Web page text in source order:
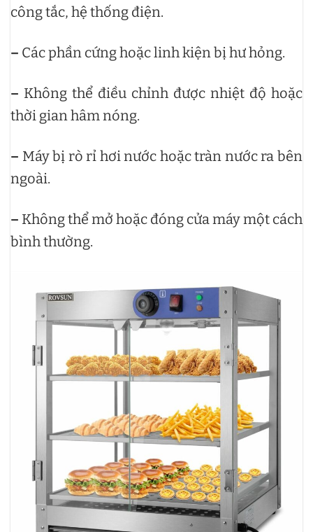
công tắc, hệ thống điện.
– Các phần cứng hoặc linh kiện bị hư hỏng.
– Không thể điều chỉnh được nhiệt độ hoặc
thời gian hâm nóng.
– Máy bị rò rỉ hơi nước hoặc tràn nước ra bên
ngoài.
– Không thể mở hoặc đóng cửa máy một cách
bình thường.